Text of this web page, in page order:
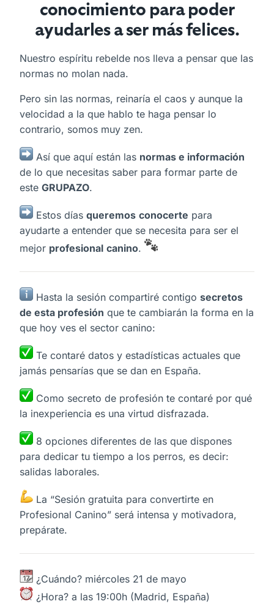
conocimiento para poder
ayudarles a ser más felices.
Nuestro espíritu rebelde nos lleva a pensar que las
normas no molan nada.
Pero sin las normas, reinaría el caos y aunque la
velocidad a la que hablo te haga pensar lo
contrario, somos muy zen.
Así que aquí están las normas e información
de lo que necesitas saber para formar parte de
esteGRUPAZO.
Estos díasqueremos conocerte para
ayudarte a entender que se necesita para ser el
mejor profesional canino.
Hasta la sesión compartiré contigosecretos
de esta profesión que te cambiarán la forma en la
que hoy ves el sector canino:
Te contaré datos y estadísticas actuales que
jamás pensarías que se dan en España.
Como secreto de profesión te contaré por qué
la inexperiencia es una virtud disfrazada.
8 opciones diferentes de las que dispones
para dedicar tu tiempo a los perros, es decir:
salidas laborales.
La “Sesión gratuita para convertirte en
Profesional Canino” será intensa y motivadora,
prepárate.
¿Cuándo? miércoles 21 de mayo
¿Hora? a las 19:00h (Madrid, España)